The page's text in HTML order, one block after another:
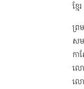
ខ្ម
ព្រ
សម
កា
ល
ល